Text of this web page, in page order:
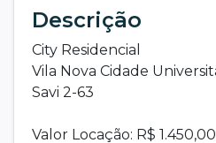
Descrição
City Residencial
Vila Nova Cidade
Savi 2-63
Valor Locação: R$ 1.450,00